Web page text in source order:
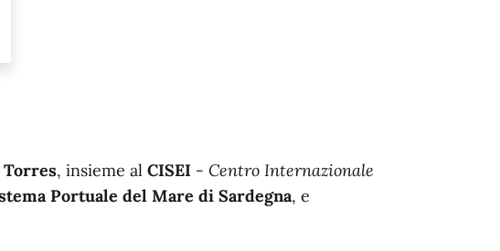
Torres, insieme al CISEI - Centro Internazionale
Portuale del Mare di Sardegna, e